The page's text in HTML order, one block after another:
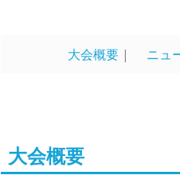
大会概要 | ニュ
大会概要